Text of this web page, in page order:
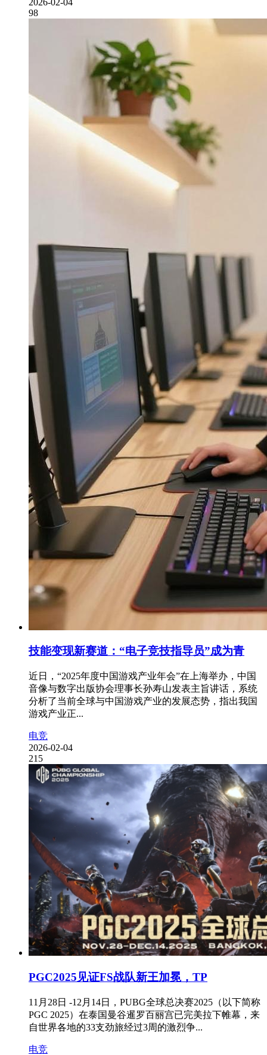
98
技能变现新赛道：“电子竞技指导员”成为青
近日，“2025年度中国游戏产业年会”在上海举办，中国
音像与数字出版协会理事长孙寿山发表主旨讲话，系统
分析了当前全球与中国游戏产业的发展态势，指出我国
游戏产业正...
电竞
2026-02-04
215
PGC2025见证FS战队新王加冕，TP
11月28日 -12月14日，PUBG全球总决赛2025（以下简称
PGC 2025）在泰国曼谷暹罗百丽宫已完美拉下帷幕，来
自世界各地的33支劲旅经过3周的激烈争...
电竞